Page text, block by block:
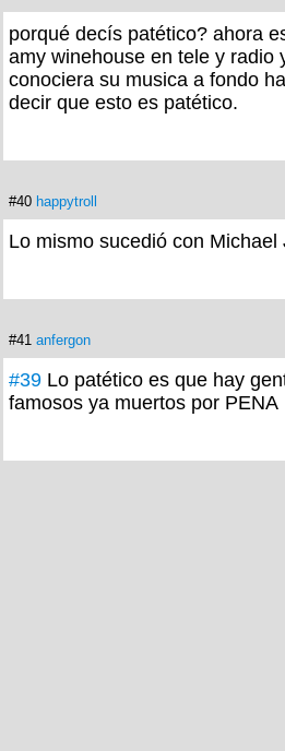
porqué decís patético? ahora
amy winehouse en tele y radio
conociera su musica a fondo
decir que esto es patético.
#40 happytroll
Lo mismo sucedió con Michael
#41 anfergon
#39 Lo patético es que hay
famosos ya muertos por PENA